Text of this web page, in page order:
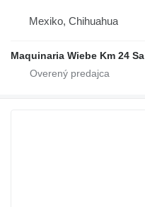
Mexiko, Chihuahua
Maquinaria Wiebe Km 24 Sa